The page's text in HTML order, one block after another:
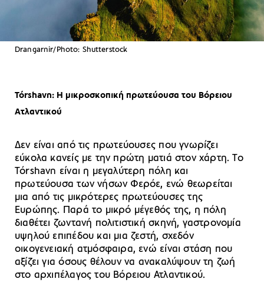
Drangarnir/Photo: Shutterstock
Tórshavn: Η μικροσκοπική πρωτεύουσα του Βόρειου
Ατλαντικού
Δεν είναι από τις πρωτεύουσες που γνωρίζει
εύκολα κανείς με την πρώτη ματιά στον χάρτη. Το
Tórshavn είναι η μεγαλύτερη πόλη και
πρωτεύουσα των νήσων Φερόε, ενώ θεωρείται
μια από τις μικρότερες πρωτεύουσες της
Ευρώπης. Παρά το μικρό μέγεθός της, η πόλη
διαθέτει ζωντανή πολιτιστική σκηνή, γαστρονομία
υψηλού επιπέδου και μια ζεστή, σχεδόν
οικογενειακή ατμόσφαιρα, ενώ είναι στάση που
αξίζει για όσους θέλουν να ανακαλύψουν τη ζωή
στο αρχιπέλαγος του Βόρειου Ατλαντικού.